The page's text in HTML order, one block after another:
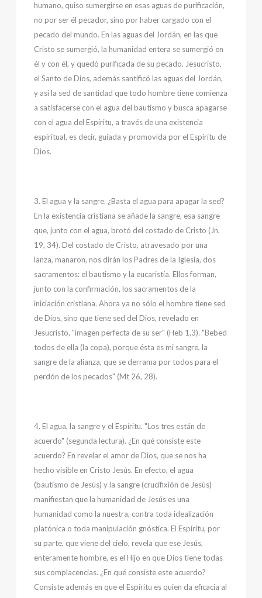
humano, quiso sumergirse en esas aguas de purificación,
no por ser él pecador, sino por haber cargado con el
pecado del mundo. En las aguas del Jordán, en las que
Cristo se sumergió, la humanidad entera se sumergió en
él y con él, y quedó purificada de su pecado. Jesucristo,
el Santo de Dios, además santificó las aguas del Jordán,
y así la sed de santidad que todo hombre tiene comienza
a satisfacerse con el agua del bautismo y busca apagarse
con el agua del Espíritu, a través de una existencia
espiritual, es decir, guiada y promovida por el Espíritu de
Dios.
3. El agua y la sangre. ¿Basta el agua para apagar la sed?
En la existencia cristiana se añade la sangre, esa sangre
que, junto con el agua, brotó del costado de Cristo (Jn.
19, 34). Del costado de Cristo, atravesado por una
lanza, manaron, nos dirán los Padres de la Iglesia, dos
sacramentos: el bautismo y la eucaristía. Ellos forman,
junto con la confirmación, los sacramentos de la
iniciación cristiana. Ahora ya no sólo el hombre tiene sed
de Dios, sino que tiene sed del Dios, revelado en
Jesucristo, "imagen perfecta de su ser" (Heb 1,3). "Bebed
todos de ella (la copa), porque ésta es mi sangre, la
sangre de la alianza, que se derrama por todos para el
perdón de los pecados" (Mt 26, 28).
4. El agua, la sangre y el Espíritu. "Los tres están de
acuerdo" (segunda lectura). ¿En qué consiste este
acuerdo? En revelar el amor de Dios, que se nos ha
hecho visible en Cristo Jesús. En efecto, el agua
(bautismo de Jesús) y la sangre (crucifixión de Jesús)
manifiestan que la humanidad de Jesús es una
humanidad como la nuestra, contra toda idealización
platónica o toda manipulación gnóstica. El Espíritu, por
su parte, que viene del cielo, revela que ese Jesús,
enteramente hombre, es el Hijo en que Dios tiene todas
sus complacencias. ¿En qué consiste este acuerdo?
Consiste además en que el Espíritu es quien da eficacia al